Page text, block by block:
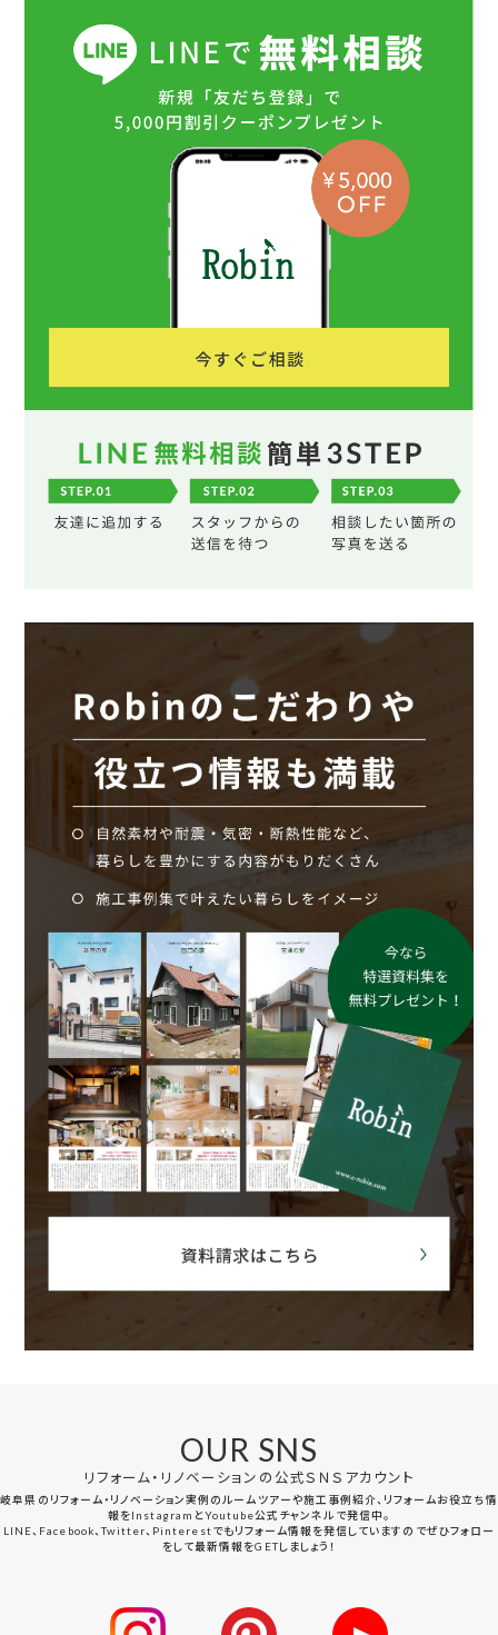
OUR SNS
リフォーム・リノベーションの公式ＳＮＳアカウント
岐阜県のリフォーム・リノベーション実例のルームツアーや施工事例紹介、リフォームお役立ち情
報をInstagramとYoutube公式チャンネルで発信中。
LINE、Facebook、Twitter、Pinterestでもリフォーム情報を発信していますのでぜひフォロー
をして最新情報をGETしましょう！